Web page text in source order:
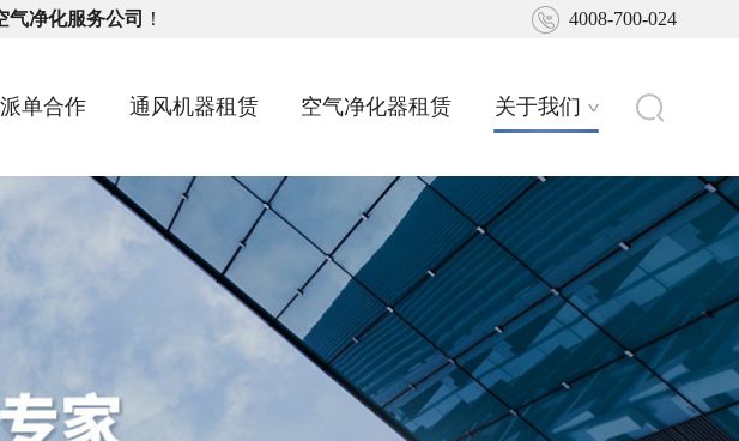
气净化服务公司 ！ 4008-700-024
单合作 通风机器租赁 空气净化器租赁 关于我们